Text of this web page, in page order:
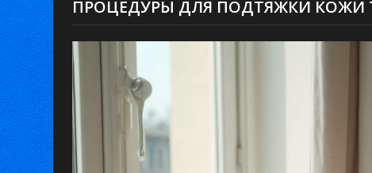
ПРОЦЕДУРЫ ДЛЯ ПОДТЯЖКИ КОЖИ